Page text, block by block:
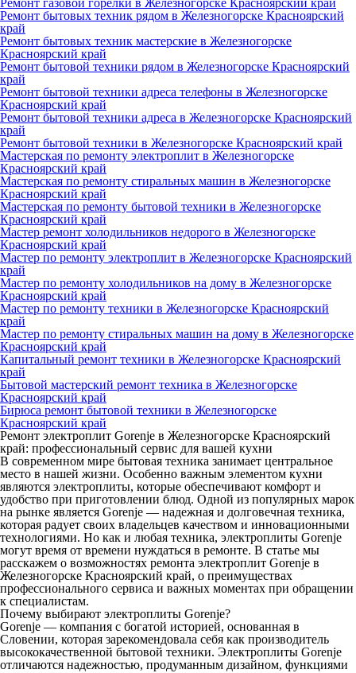
Ремонт газовой горелки в Железногорске Красноярский край
Ремонт бытовых техник рядом в Железногорске Красноярский
край
Ремонт бытовых техник мастерские в Железногорске
Красноярский край
Ремонт бытовой техники рядом в Железногорске Красноярский
край
Ремонт бытовой техники адреса телефоны в Железногорске
Красноярский край
Ремонт бытовой техники адреса в Железногорске Красноярский
край
Ремонт бытовой техники в Железногорске Красноярский край
Мастерская по ремонту электроплит в Железногорске
Красноярский край
Мастерская по ремонту стиральных машин в Железногорске
Красноярский край
Мастерская по ремонту бытовой техники в Железногорске
Красноярский край
Мастер ремонт холодильников недорого в Железногорске
Красноярский край
Мастер по ремонту электроплит в Железногорске Красноярский
край
Мастер по ремонту холодильников на дому в Железногорске
Красноярский край
Мастер по ремонту техники в Железногорске Красноярский
край
Мастер по ремонту стиральных машин на дому в Железногорске
Красноярский край
Капитальный ремонт техники в Железногорске Красноярский
край
Бытовой мастерский ремонт техника в Железногорске
Красноярский край
Бирюса ремонт бытовой техники в Железногорске
Красноярский край
Ремонт электроплит Gorenje в Железногорске Красноярский
край: профессиональный сервис для вашей кухни
В современном мире бытовая техника занимает центральное
место в нашей жизни. Особенно важным элементом кухни
являются электроплиты, которые обеспечивают комфорт и
удобство при приготовлении блюд. Одной из популярных марок
на рынке является Gorenje — надежная и долговечная техника,
которая радует своих владельцев качеством и инновационными
технологиями. Но как и любая техника, электроплиты Gorenje
могут время от времени нуждаться в ремонте. В статье мы
расскажем о возможностях ремонта электроплит Gorenje в
Железногорске Красноярский край, о преимуществах
профессионального сервиса и важных моментах при обращении
к специалистам.
Почему выбирают электроплиты Gorenje?
Gorenje — компания с богатой историей, основанная в
Словении, которая зарекомендовала себя как производитель
высококачественной бытовой техники. Электроплиты Gorenje
отличаются надежностью, продуманным дизайном, функциями